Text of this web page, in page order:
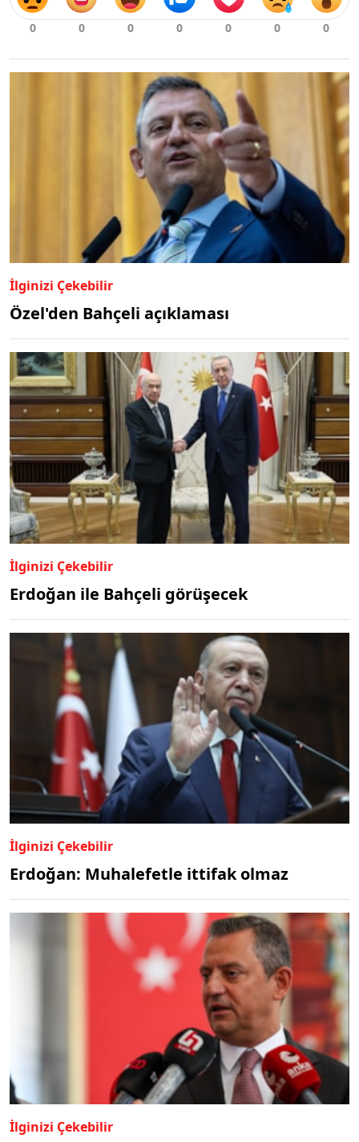
İlginizi Çekebilir
Özel'den Bahçeli açıklaması
İlginizi Çekebilir
Erdoğan ile Bahçeli görüşecek
İlginizi Çekebilir
Erdoğan: Muhalefetle ittifak olmaz
İlginizi Çekebilir